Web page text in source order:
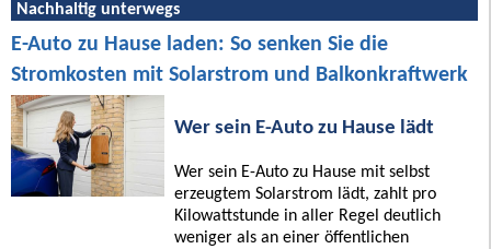
Nachhaltig unterwegs
E-Auto zu Hause laden: So senken Sie die
Stromkosten mit Solarstrom und Balkonkraftwerk
Wer sein E-Auto zu Hause lädt
Wer sein E-Auto zu Hause mit selbst
erzeugtem Solarstrom lädt, zahlt pro
Kilowattstunde in aller Regel deutlich
weniger als an einer öffentlichen